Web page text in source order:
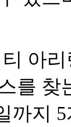
아
를 찾
까지